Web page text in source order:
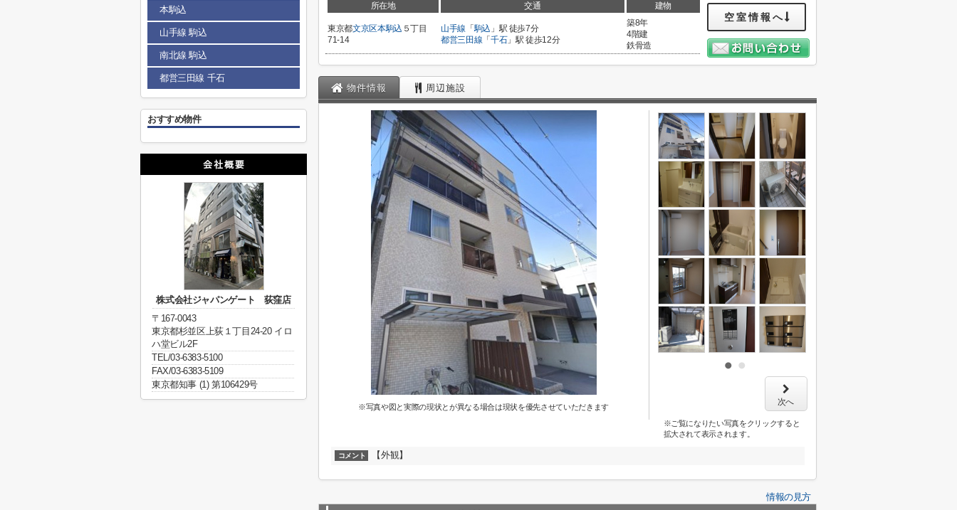
所在地 交通 建物
東京都文京区本駒込 ５丁目
71-14
山手線 「駒込 」駅 徒歩7分
都営三田線 「 千石」駅 徒歩12分
築8年
4階建
鉄骨造
空室情報へ
物件情報 周辺施設
※写真や図と実際の現状とが異なる場合は現状を優先させていただきます 次へ
※ご覧になりたい写真をクリックすると
拡大されて表示されます。
コメント 【外観】
情報の見方
本駒込
山手線 駒込
南北線 駒込
都営三田線 千石
おすすめ物件
株式会社ジャパンゲート 荻窪店
〒167-0043
東京都杉並区上荻１丁目24-20 イロ
ハ堂ビル2F
TEL/03-6383-5100
FAX/03-6383-5109
東京都知事 (1) 第106429号